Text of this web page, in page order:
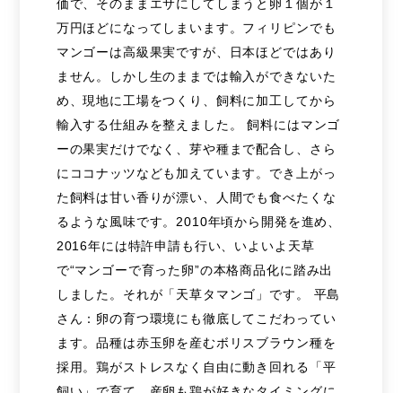
価で、そのままエサにしてしまうと卵１個が１
万円ほどになってしまいます。フィリピンでも
マンゴーは高級果実ですが、日本ほどではあり
ません。しかし生のままでは輸入ができないた
め、現地に工場をつくり、飼料に加工してから
輸入する仕組みを整えました。 飼料にはマンゴ
ーの果実だけでなく、芽や種まで配合し、さら
にココナッツなども加えています。でき上がっ
た飼料は甘い香りが漂い、人間でも食べたくな
るような風味です。2010年頃から開発を進め、
2016年には特許申請も行い、いよいよ天草
で“マンゴーで育った卵”の本格商品化に踏み出
しました。それが「天草タマンゴ」です。 平島
さん：卵の育つ環境にも徹底してこだわってい
ます。品種は赤玉卵を産むボリスブラウン種を
採用。鶏がストレスなく自由に動き回れる「平